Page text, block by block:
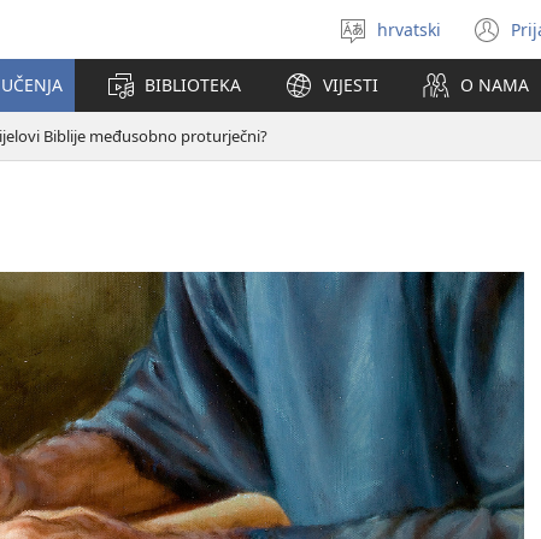
Izaberi
jezik
hrvatski
se
novi
BIBLIOTEKA VIJESTI O NAMA
Biblije međusobno proturječni?